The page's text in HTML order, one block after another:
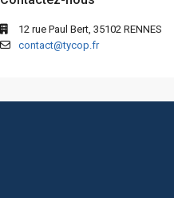
12 rue Paul Bert, 35102 RENNES
contact@tycop.fr